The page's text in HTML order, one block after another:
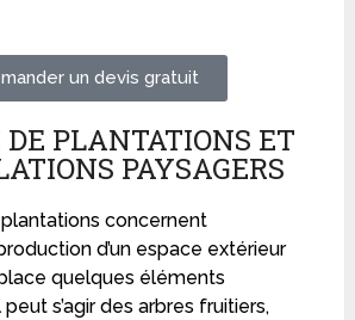
un devis gratuit
PLANTATIONS ET
PAYSAGERS
concernent
d’un espace extérieur
quelques éléments
s’agir des arbres fruitiers,